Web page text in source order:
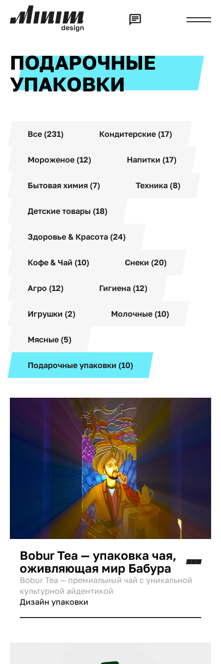
design
ПОДАРОЧНЫЕ
УПАКОВКИ
Все (231) Кондитерские (17)
Мороженое (12) Напитки (17)
Бытовая химия (7) Техника (8)
Детские товары (18)
Здоровье & Красота (24)
Кофе & Чай (10) Снеки (20)
Агро (12) Гигиена (12)
Игрушки (2) Молочные (10)
Мясные (5)
Подарочные упаковки (10)
Bobur Tea — упаковка чая,
оживляющая мир Бабура
Bobur Tea — премиальный чай с уникальной
культурной айдентикой
Дизайн упаковки